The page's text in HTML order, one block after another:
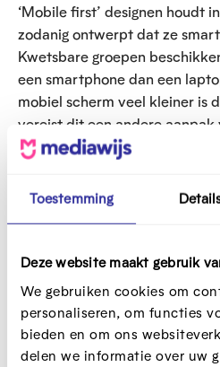
Toestemming
Deze website maakt gebruik
We gebruiken cookies om
personaliseren, om functies
bieden en om ons
delen we informatie over uw
‘Mobile first’ designen houdt
zodanig ontwerpt dat ze
Kwetsbare groepen
een smartphone dan een
mobiel scherm veel kleiner is
vereist dit een andere aanpak
Check de WCAG
De WCAG of Web Content
omvatten een aantal
regelmatig geüpdatet.
AnySurfer
om te weten of
hieraan voldoet.
Focus op